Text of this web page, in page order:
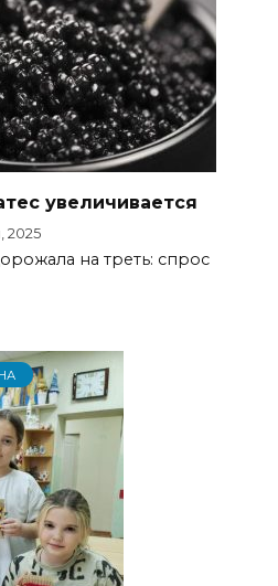
увеличивается
2025
на треть: спрос